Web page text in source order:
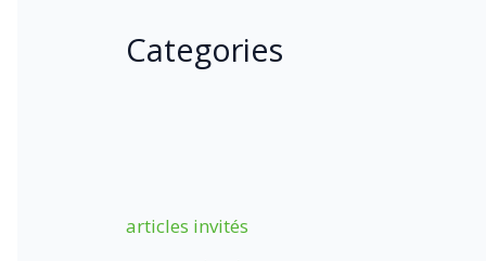
Categories
articles invités